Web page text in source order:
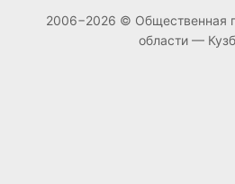
2006−2026 © Общественная
области —